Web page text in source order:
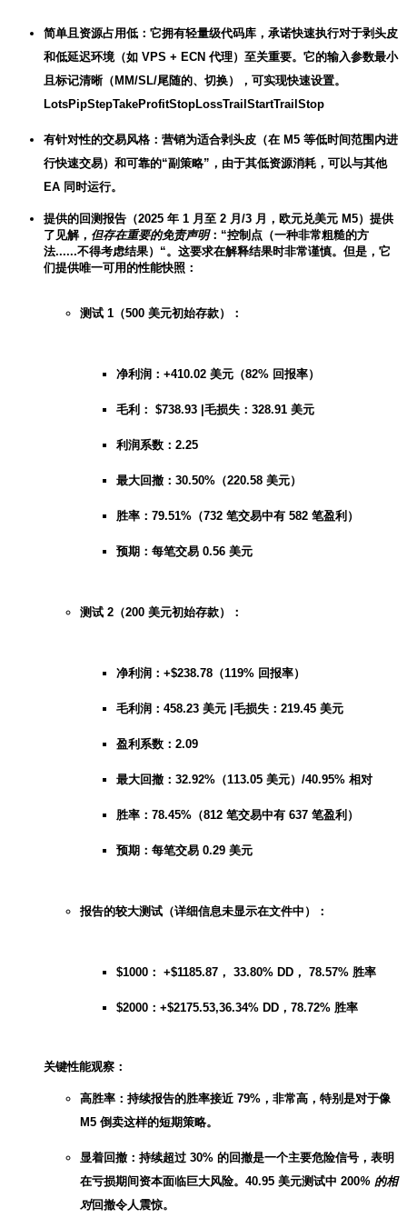
简单且资源占用低：它拥有轻量级代码库，承诺快速执行对于剥头皮
和低延迟环境（如 VPS + ECN 代理）至关重要。它的输入参数最小
且标记清晰（MM/SL/尾随的、切换），可实现快速设置。
LotsPipStepTakeProfitStopLossTrailStartTrailStop
有针对性的交易风格：营销为适合剥头皮（在 M5 等低时间范围内进
行快速交易）和可靠的“副策略”，由于其低资源消耗，可以与其他
EA 同时运行。
提供的回测报告（2025 年 1 月至 2 月/3 月，欧元兑美元 M5）提供
了见解， 但存在重要的免责声明：“控制点（一种非常粗糙的方
法......不得考虑结果）“。这要求在解释结果时非常谨慎。但是，它
们提供唯一可用的性能快照：
测试 1（500 美元初始存款）：
净利润：+410.02 美元（82% 回报率）
毛利： $738.93 |毛损失：328.91 美元
利润系数：2.25
最大回撤：30.50%（220.58 美元）
胜率：79.51%（732 笔交易中有 582 笔盈利）
预期：每笔交易 0.56 美元
测试 2（200 美元初始存款）：
净利润：+$238.78（119% 回报率）
毛利润：458.23 美元 |毛损失：219.45 美元
盈利系数：2.09
最大回撤：32.92%（113.05 美元）/40.95% 相对
胜率：78.45%（812 笔交易中有 637 笔盈利）
预期：每笔交易 0.29 美元
报告的较大测试（详细信息未显示在文件中）：
$1000： +$1185.87， 33.80% DD， 78.57% 胜率
$2000：+$2175.53,36.34% DD，78.72% 胜率
关键性能观察：
高胜率：持续报告的胜率接近 79%，非常高，特别是对于像
M5 倒卖这样的短期策略。
显着回撤：持续超过 30% 的回撤是一个主要危险信号，表明
在亏损期间资本面临巨大风险。40.95 美元测试中 200% 的相
对回撤令人震惊。